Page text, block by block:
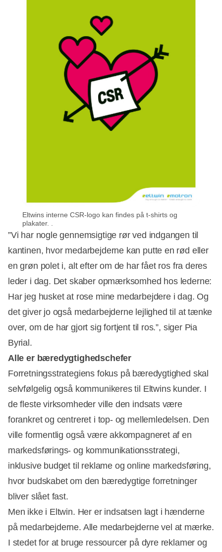
Eltwins interne CSR-logo kan findes på t-shirts og
plakater. .
”Vi har nogle gennemsigtige rør ved indgangen til
kantinen, hvor medarbejderne kan putte en rød eller
en grøn polet i, alt efter om de har fået ros fra deres
leder i dag. Det skaber opmærksomhed hos lederne:
Har jeg husket at rose mine medarbejdere i dag. Og
det giver jo også medarbejderne lejlighed til at tænke
over, om de har gjort sig fortjent til ros.”, siger Pia
Byrial.
Alle er bæredygtighedschefer
Forretningsstrategiens fokus på bæredygtighed skal
selvfølgelig også kommunikeres til Eltwins kunder. I
de fleste virksomheder ville den indsats være
forankret og centreret i top- og mellemledelsen. Den
ville formentlig også være akkompagneret af en
markedsførings- og kommunikationsstrategi,
inklusive budget til reklame og online markedsføring,
hvor budskabet om den bæredygtige forretninger
bliver slået fast.
Men ikke i Eltwin. Her er indsatsen lagt i hænderne
på medarbejderne. Alle medarbejderne vel at mærke.
I stedet for at bruge ressourcer på dyre reklamer og